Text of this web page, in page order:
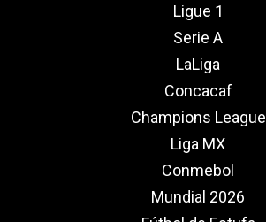
Ligue 1
Serie A
LaLiga
Concacaf
Champions League
Liga MX
Conmebol
Mundial 2026